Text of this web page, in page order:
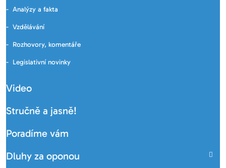
Analýzy a fakta
Vzdělávání
Rozhovory, komentáře
Legislativní novinky
Video
Stručně a jasně!
Poradíme vám
Dluhy za oponou